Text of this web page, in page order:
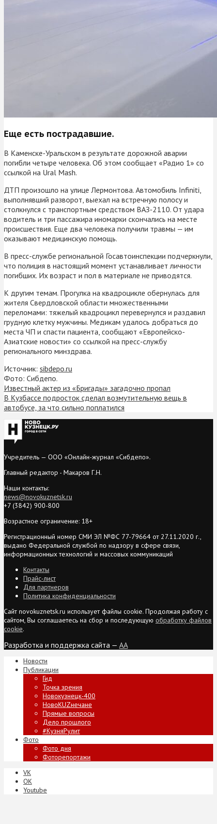
Еще есть пострадавшие.
В Каменске-Уральском в результате дорожной аварии
погибли четыре человека. Об этом сообщает «Радио 1» со
ссылкой на Ural Mash.
ДТП произошло на улице Лермонтова. Автомобиль Infiniti,
выполнявший разворот, выехал на встречную полосу и
столкнулся с транспортным средством ВАЗ-2110. От удара
водитель и три пассажира иномарки скончались на месте
происшествия. Еще два человека получили травмы — им
оказывают медицинскую помощь.
В пресс-службе региональной Госавтоинспекции подчеркнули,
что полиция в настоящий момент устанавливает личности
погибших. Их возраст и пол в материале не приводятся.
К другим темам. Прогулка на квадроцикле обернулась для
жителя Свердловской области множественными
переломами: тяжелый квадроцикл перевернулся и раздавил
грудную клетку мужчины. Медикам удалось добраться до
места ЧП и спасти пациента, сообщают «Европейско-
Азиатские новости» со ссылкой на пресс-службу
регионального минздрава.
Источник: sibdepo.ru
Фото: Сибдепо.
Известный актер из «Бригады» загадочно пропал
В Кузбассе подросток сделал возмутительную вещь в
автобусе, за что сильно поплатился
Учредитель — ООО «Онлайн-журнал «Сибдепо».
Главный редактор - Макаров Г.Н.
Наши контакты:
news@novokuznetsk.ru
+7 (3842) 900-800
Возрастное ограничение: 18+
Регистрационный номер СМИ ЭЛ №ФС 77-79664 от 27.11.2020 г.,
выдано Федеральной службой по надзору в сфере связи,
информационных технологий и массовых коммуникаций
Контакты
Прайс-лист
Для партнеров
Политика конфиденциальности
Сайт novokuznetsk.ru использует файлы cookie. Продолжая работу с
сайтом, Вы соглашаетесь на сбор и последующую обработку файлов
cookie.
Разработка и поддержка сайта — AA
Новости
Публикации
Гид
Точка зрения
Новокузнецк-400
НовоKUZнечане
Прямые вопросы
Дело прошлого
#КузняРулит
Фото
Фото дня
Фоторепортажи
VK
ОК
Youtube